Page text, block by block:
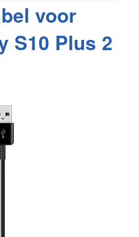
voor
S10 Plus 2